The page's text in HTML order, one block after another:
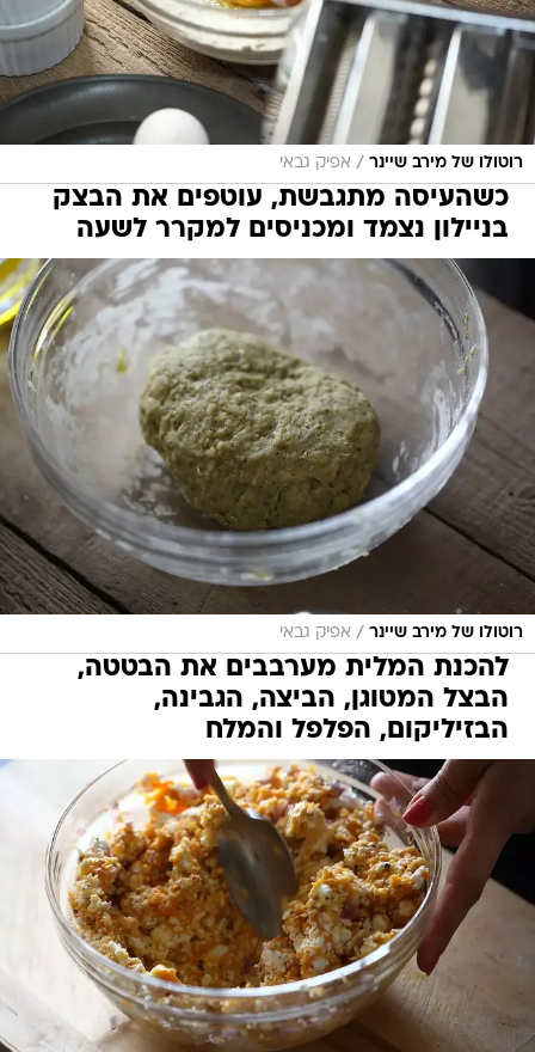
רוטולו של מירב שיינר / אפיק גבאי
כשהעיסה מתגבשת, עוטפים את הבצק
בניילון נצמד ומכניסים למקרר לשעה
רוטולו של מירב שיינר / אפיק גבאי
להכנת המלית מערבבים את הבטטה,
הבצל המטוגן, הביצה, הגבינה,
הבזיליקום, הפלפל והמלח